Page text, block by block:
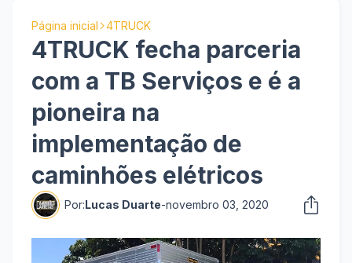
Página inicial 4TRUCK
4TRUCK fecha parceria
com a TB Serviços e é a
pioneira na
implementação de
caminhões elétricos
Por:Lucas Duarte-novembro 03, 2020